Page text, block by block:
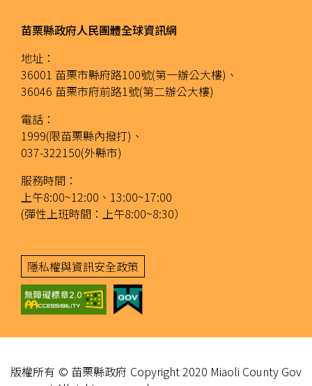
苗栗縣政府人民團體全球資訊網
地址：
36001 苗栗市縣府路100號(第一辦公大樓)、
36046 苗栗市府前路1號(第二辦公大樓)
電話：
1999(限苗栗縣內撥打)、
037-322150(外縣市)
服務時間：
上午8:00~12:00、13:00~17:00
(彈性上班時間：上午8:00~8:30）
隱私權與資訊安全政策
版權所有 © 苗栗縣政府 Copyright 2020 Miaoli County Gov